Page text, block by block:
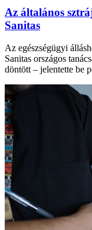
Az általános
Sanitas
Az egészségügyi
Sanitas országos
döntött – jelentette be